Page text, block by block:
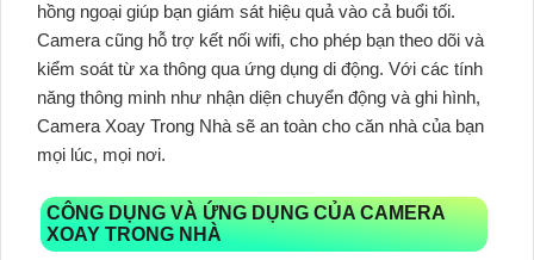
hồng ngoại giúp bạn giám sát hiệu quả vào cả buổi tối.
Camera cũng hỗ trợ kết nối wifi, cho phép bạn theo dõi và
kiểm soát từ xa thông qua ứng dụng di động. Với các tính
năng thông minh như nhận diện chuyển động và ghi hình,
Camera Xoay Trong Nhà sẽ an toàn cho căn nhà của bạn
mọi lúc, mọi nơi.
CÔNG DỤNG VÀ ỨNG DỤNG CỦA CAMERA
XOAY TRONG NHÀ